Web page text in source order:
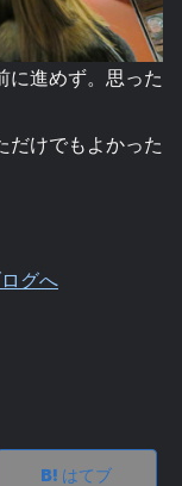
に進めず。思った
だけでもよかった
はてブ